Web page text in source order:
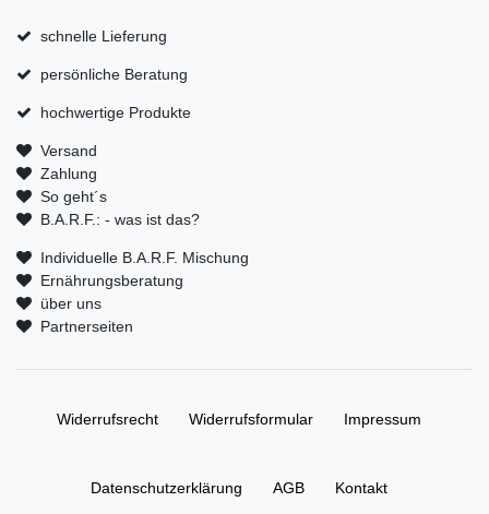
schnelle Lieferung
persönliche Beratung
hochwertige Produkte
Versand
Zahlung
So geht´s
B.A.R.F.: - was ist das?
Individuelle B.A.R.F. Mischung
Ernährungsberatung
über uns
Partnerseiten
Widerrufs­recht Widerrufs­formular Impressum
Daten­schutz­erklärung AGB Kontakt